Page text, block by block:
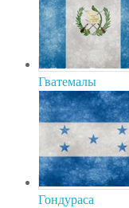
Гватемалы
Гондураса